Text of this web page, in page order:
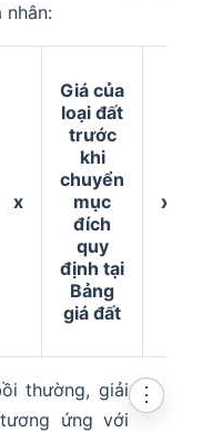
nhân:
x
Giá của
loại đất
trước
khi
chuyển
mục
đích
quy
định tại
Bảng
giá đất
x
thường, giải
ứng với
⋮